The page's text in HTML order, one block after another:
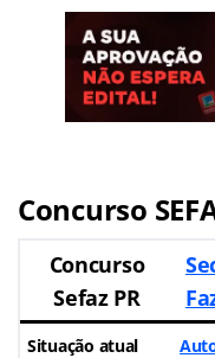
Concurso
Concurso
Sefaz PR
Situação atual